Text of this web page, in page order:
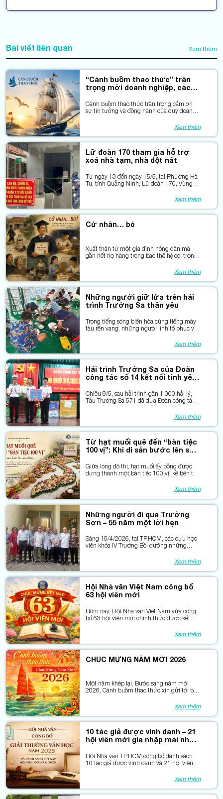
Bài viết liên quan Xem thêm
“Cánh buồm thao thức” trân
trọng mời doanh nghiệp, các
Cánh buồm thao thức trân trọng cảm ơn
sự tin tưởng và đồng hành của quý doanh
Xem thêm
Lữ đoàn 170 tham gia hỗ trợ
xoá nhà tạm, nhà dột nát
Từ ngày 13 đến ngày 15/5, tại Phường Hà
Tu, tỉnh Quảng Ninh, Lữ đoàn 170, Vùng 1
hỗ trợ xóa nhà tạm, nhà dột nát cho con đẻ
của người hoạt động kháng chiến bị nhiễm
chất độc hoá học.
Xem thêm
Cử nhân… bò
Xuất thân từ một gia đình nông dân mà
gần hết họ hàng trong bao thế hệ coi trọng
Thảo đã phấn đấu hết sức cam go trong
học tập từ lúc bập bẹ, từng chữ A, B,… ở
trường làng tới khi anh bước chân qua
Xem thêm
Những người giữ lửa trên hải
trình Trường Sa thân yêu
Trong tiếng sóng biển hòa cùng tiếng máy
tàu rền vang, những người lính tổ phục vụ
chuẩn bị hàng trăm suất ăn cho đoàn công
tác số 14 ra thăm quân và dân quần đảo
Trường Sa, Nhà giàn DK1/16.
Xem thêm
Hải trình Trường Sa của Đoàn
công tác số 14 kết nối tình yêu
Chiều 8/5, sau hải trình gần 1.000 hải lý,
Tàu Trường Sa 571 đã đưa Đoàn công tác
Trường Sa và Nhà giàn DK1/16 trên thềm
lục địa phía Nam của Tổ quốc cập cảng
quốc tế Cam Ranh, khép lại hành trình ý
biển đảo Tổ quốc.
Xem thêm
Từ hạt muối quê đến “bàn tiệc
100 vị”: Khi di sản bước lên sân
Giữa lòng đô thị, hạt muối ấy bỗng được
dựng thành một bàn tiệc 100 vị, kề bên tà
Rất đẹp. Nhưng liệu khi di sản bước lên sân
khấu, nó còn thở bằng hơi thở xưa?
Xem thêm
Những người đi qua Trường
Sơn – 55 năm một lời hẹn
Sáng 15/4/2026, tại TP.HCM, các cựu học
viên khóa IV Trường Bồi dưỡng những
Nam đã tổ chức buổi họp mặt kỷ niệm 55
năm ngày lên đường vào Nam – một dấu
mốc đặc biệt trong đời văn và đời người
Xem thêm
Hội Nhà văn Việt Nam công bố
63 hội viên mới
Hôm nay, Hội Nhà văn Việt Nam vừa công
bố 63 hội viên mới chính thức được kết
Chí Minh. Đây là niềm vui chung của giới
cầm bút, đồng thời là dấu hiệu tích cực về
sự phát triển mạnh mẽ của đời sống văn
Xem thêm
CHÚC MỪNG NĂM MỚI 2026
Một năm khép lại. Bước sang năm mới
2026, Cánh buồm thao thức xin gửi tới bạn
vững lòng trên hành trình mỗi người đang
Xem thêm
10 tác giả được vinh danh – 21
hội viên mới gia nhập mái nhà
Hội Nhà văn TP.HCM công bố danh sách
10 tác giả được vinh danh và 21 hội viên
Xem thêm